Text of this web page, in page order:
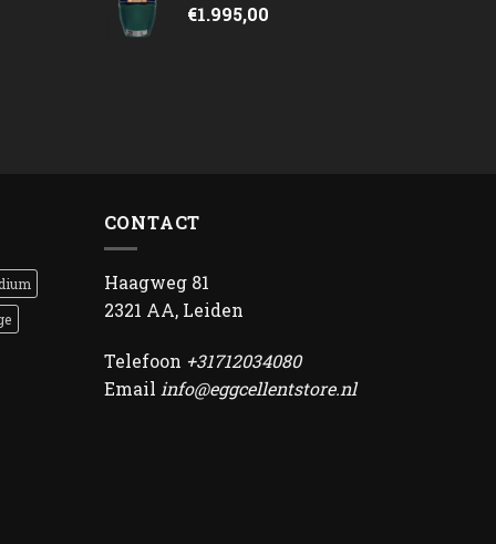
€1.995,00
CONTACT
Haagweg 81
2321 AA, Leiden
Telefoon +31712034080
Email info@eggcellentstore.nl